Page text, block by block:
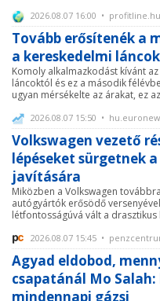
2026.08.07 16:00 • profitline.hu
Tovább erősítenék a
a kereskedelmi láncok
Komoly alkalmazkodást kívánt
láncoktól és ez a második
ugyan mérsékelte az árakat, ez
2026.08.07 15:50 •
Volkswagen vezető
lépéseket sürgetnek
javítására
Miközben a Volkswagen
autógyártók erősödő
létfontosságúvá vált a
2026.08.07 15:45 •
Agyad eldobod,
csapatánál Mo
mindennapi gázsi